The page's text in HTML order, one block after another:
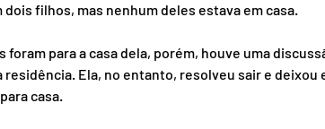
filhos, mas nenhum deles estava em casa.
foram para a casa dela, porém, houve uma
Ela, no entanto, resolveu sair e deixou
casa.